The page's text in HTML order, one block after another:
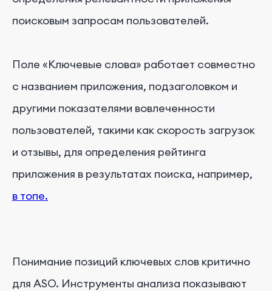
поисковым запросам пользователей.
Поле «Ключевые слова» работает совместно
с названием приложения, подзаголовком и
другими показателями вовлеченности
пользователей, такими как скорость загрузок
и отзывы, для определения рейтинга
приложения в результатах поиска, например,
в топе.
Понимание позиций ключевых слов критично
для ASO. Инструменты анализа показывают